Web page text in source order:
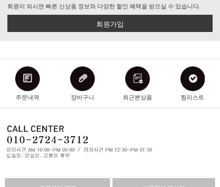
회원이 되시면 빠른 신상품 정보와 다양한 할인 혜택을 받으실 수 있습니다.
회원가입
주문내역 장바구니 최근본상품 찜리스트